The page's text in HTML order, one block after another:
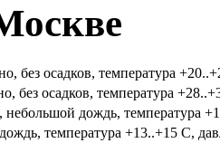
без осадков, температура
без осадков, температура
небольшой дождь, температура
температура +13..+15 С,